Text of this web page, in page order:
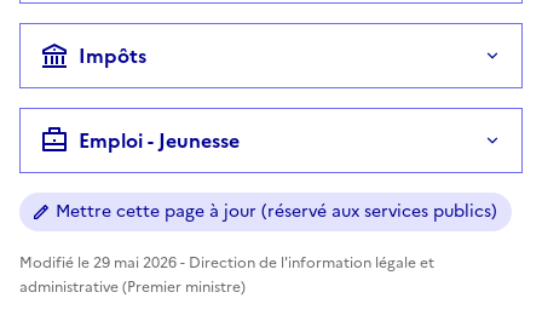
Impôts
Emploi - Jeunesse
Mettre cette page à jour (réservé aux services publics)
Modifié le 29 mai 2026 - Direction de l'information légale et
administrative (Premier ministre)